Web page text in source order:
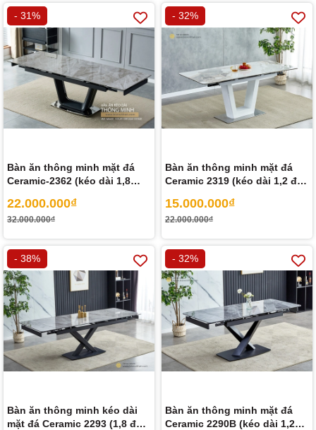
- 31%
Bàn ăn thông minh mặt đá
Ceramic-2362 (kéo dài 1,8
22.000.000₫
32.000.000₫
- 32%
Bàn ăn thông minh mặt đá
Ceramic 2319 (kéo dài 1,2 đến
15.000.000₫
22.000.000₫
- 38%
Bàn ăn thông minh kéo dài
mặt đá Ceramic 2293 (1,8 đến
- 32%
Bàn ăn thông minh mặt đá
Ceramic 2290B (kéo dài 1,2